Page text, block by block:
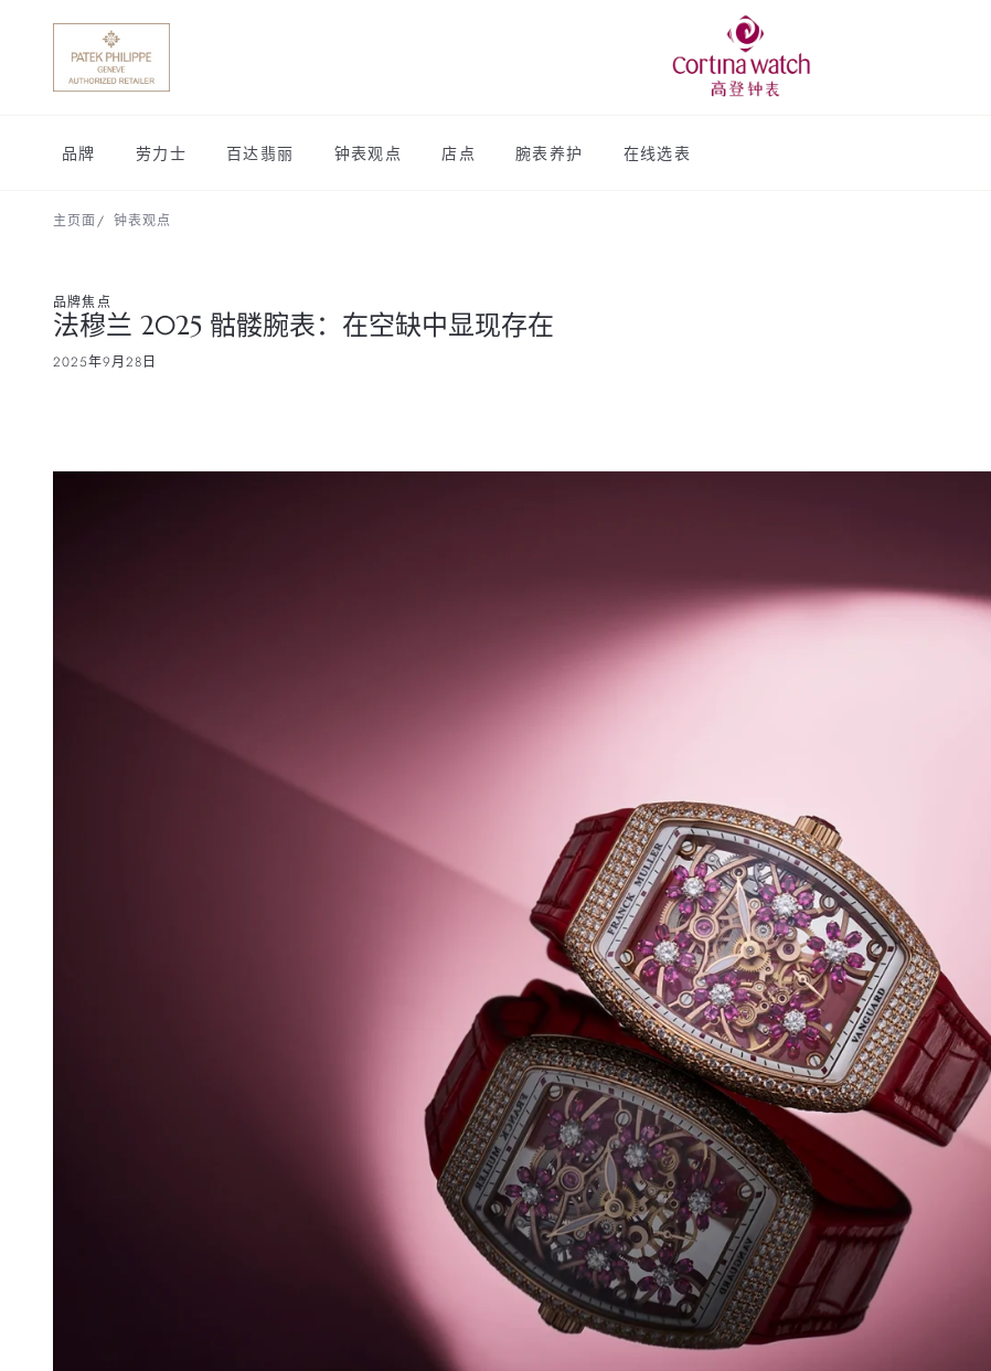
品牌 劳力士 百达翡丽 钟表观点 店点 腕表养护 在线选表
主页面 钟表观点
品牌焦点
法穆兰 2025 骷髅腕表：在空缺中显现存在
2025年9月28日